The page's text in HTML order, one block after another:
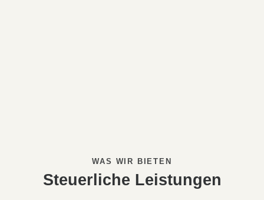
WAS WIR BIETEN
Steuerliche Leistungen